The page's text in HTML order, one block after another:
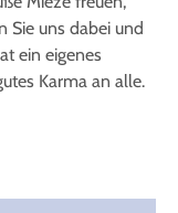
Sie uns dabei und
ein eigenes
Karma an alle.